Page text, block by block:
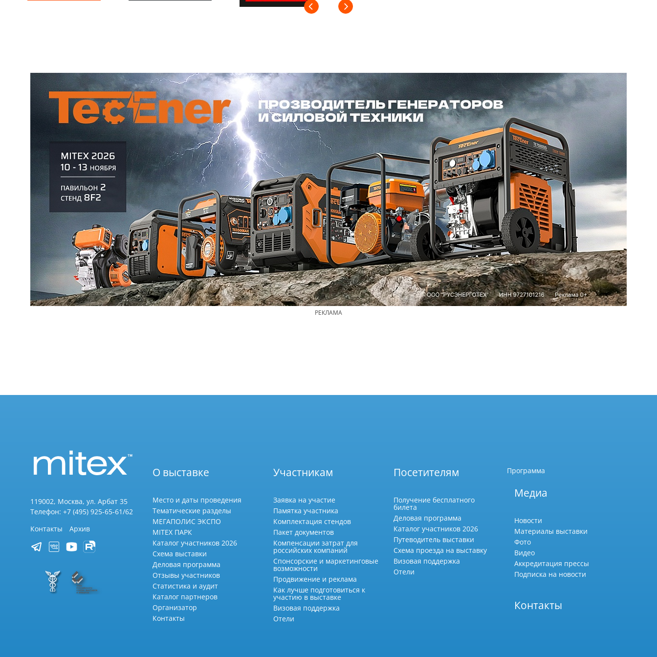
РЕКЛАМА
119002, Москва, ул. Арбат 35
Телефон: +7 (495) 925-65-61/62
Контакты
Архив
О выставке
Место и даты проведения
Тематические разделы
МЕГАПОЛИС ЭКСПО
MITEX ПАРК
Каталог участников 2026
Схема выставки
Деловая программа
Отзывы участников
Статистика и аудит
Каталог партнеров
Организатор
Контакты
Участникам
Заявка на участие
Памятка участника
Комплектация стендов
Пакет документов
Компенсации затрат для
российских компаний
Спонсорские и маркетинговые
возможности
Продвижение и реклама
Как лучше подготовиться к
участию в выставке
Визовая поддержка
Отели
Посетителям
Получение бесплатного
билета
Деловая программа
Каталог участников 2026
Путеводитель выставки
Схема проезда на выставку
Визовая поддержка
Отели
Программа
Медиа
Новости
Материалы выставки
Фото
Видео
Аккредитация прессы
Подписка на новости
Контакты